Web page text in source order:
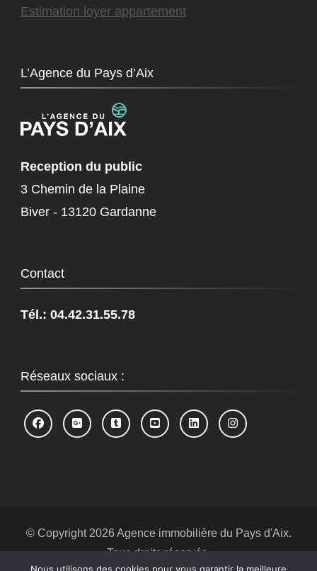
Estimation loyer appartement
L’Agence du Pays d’Aix
Reception du public
3 Chemin de la Plaine
Biver - 13120 Gardanne
Contact
Tél.: 04.42.31.55.78
Réseaux sociaux :
© Copyright 2026 Agence immobilière du Pays d'Aix.
Tous droits réservés.